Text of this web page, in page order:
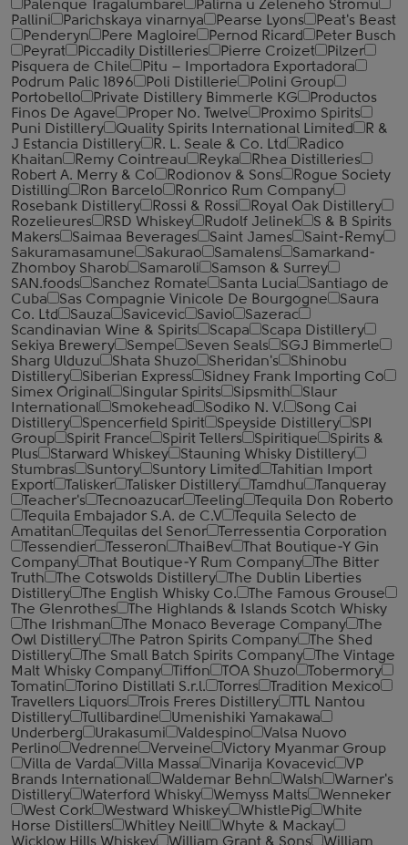
Palenque Tragalumbare
Palirna u Zeleneho Stromu
Pallini
Parichskaya vinarnya Pearse Lyons
Peat's Beast
Penderyn
Pere Magloire Pernod Ricard
Peter Busch
Peyrat
Piccadily Distilleries Pierre Croizet
Pilzer
Pisquera de Chile
Pitu – Importadora Exportadora
Podrum Palic 1896
Poli Distillerie
Polini Group
Portobello
Private Distillery Bimmerle KG
Productos
Finos De Agave
Proper No. Twelve
Proximo Spirits
Puni Distillery
Quality Spirits International Limited
R &
J Estancia Distillery
R. L. Seale & Co. Ltd
Radico
Khaitan
Remy Cointreau Reyka
Rhea Distilleries
Robert A. Merry & Co
Rodionov & Sons
Rogue Society
Distilling
Ron Barcelo
Ronrico Rum Company
Rosebank Distillery
Rossi & Rossi
Royal Oak Distillery
Rozelieures
RSD Whiskey Rudolf Jelinek
S & B Spirits
Makers
Saimaa Beverages Saint James
Saint-Remy
Sakuramasamune
Sakurao Samalens
Samarkand-
Zhomboy Sharob
Samaroli
Samson & Surrey
SAN.foods
Sanchez Romate Santa Lucia
Santiago de
Cuba
Sas Compagnie Vinicole De Bourgogne
Saura
Co. Ltd
Sauza Savicevic Savio
Sazerac
Scandinavian Wine & Spirits
Scapa
Scapa Distillery
Sekiya Brewery
Sempe Seven Seals
SGJ Bimmerle
Sharg Ulduzu
Shata Shuzo Sheridan's
Shinobu
Distillery
Siberian Express
Sidney Frank Importing Co
Simex Original
Singular Spirits Sipsmith
Slaur
International
Smokehead Sodiko N. V.
Song Cai
Distillery
Spencerfield Spirit Speyside Distillery
SPI
Group
Spirit France Spirit Tellers Spiritique
Spirits &
Plus
Starward Whiskey
Stauning Whisky Distillery
Stumbras
Suntory Suntory Limited
Tahitian Import
Export
Talisker Talisker Distillery Tamdhu
Tanqueray
Teacher's
Tecnoazucar Teeling
Tequila Don Roberto
Tequila Embajador S.A. de C.V
Tequila Selecto de
Amatitan
Tequilas del Senor
Terressentia Corporation
Tessendier
Tesseron ThaiBev
That Boutique-Y Gin
Company
That Boutique-Y Rum Company
The Bitter
Truth
The Cotswolds Distillery
The Dublin Liberties
Distillery
The English Whisky Co.
The Famous Grouse
The Glenrothes
The Highlands & Islands Scotch Whisky
The Irishman
The Monaco Beverage Company
The
Owl Distillery
The Patron Spirits Company
The Shed
Distillery
The Small Batch Spirits Company
The Vintage
Malt Whisky Company
Tiffon TOA Shuzo
Tobermory
Tomatin
Torino Distillati S.r.l. Torres
Tradition Mexico
Travellers Liquors
Trois Freres Distillery
TTL Nantou
Distillery
Tullibardine
Umenishiki Yamakawa
Underberg
Urakasumi Valdespino
Valsa Nuovo
Perlino
Vedrenne Verveine
Victory Myanmar Group
Villa de Varda
Villa Massa Vinarija Kovacevic
VP
Brands International
Waldemar Behn Walsh
Warner's
Distillery
Waterford Whisky Wemyss Malts
Wenneker
West Cork
Westward Whiskey WhistlePig
White
Horse Distillers
Whitley Neill
Whyte & Mackay